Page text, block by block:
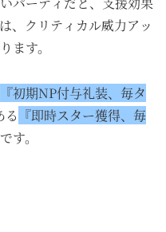
、クリティカル威力アッ
ます。
『初期NP付与礼装、毎タ
る 『即時スター獲得、毎
す。